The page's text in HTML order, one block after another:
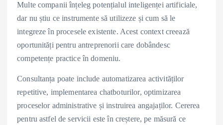
Multe companii înțeleg potențialul inteligenței artificiale,
dar nu știu ce instrumente să utilizeze și cum să le
integreze în procesele existente. Acest context creează
oportunități pentru antreprenorii care dobândesc
competențe practice în domeniu.
Consultanța poate include automatizarea activităților
repetitive, implementarea chatboturilor, optimizarea
proceselor administrative și instruirea angajaților. Cererea
pentru astfel de servicii este în creștere, pe măsură ce